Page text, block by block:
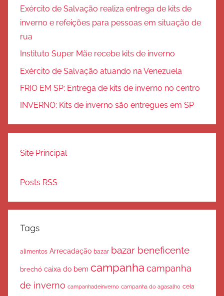
Exército de Salvação realiza entrega de kits de
inverno e refeições para pessoas em situação de
rua
Instituto Super Mãe recebe kits de inverno
Exército de Salvação atuando na Venezuela
FRIO EM SP: Entrega de kits de inverno no centro
INVERNO: Kits de inverno são entregues em SP
Site Principal
Posts RSS
Tags
alimentos Arrecadação bazar bazar beneficente
brechó caixa do bem campanha campanha
de inverno campanhadeinverno campanha do agasalho ceia